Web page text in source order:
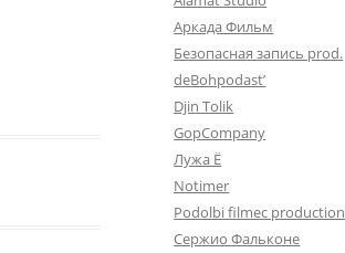
Аркада Фильм
Безопасная запись prod.
deBohpodast’
Djin Tolik
GopCompany
Лужа Ё
Notimer
Podolbi filmec production
Сержио Фальконе